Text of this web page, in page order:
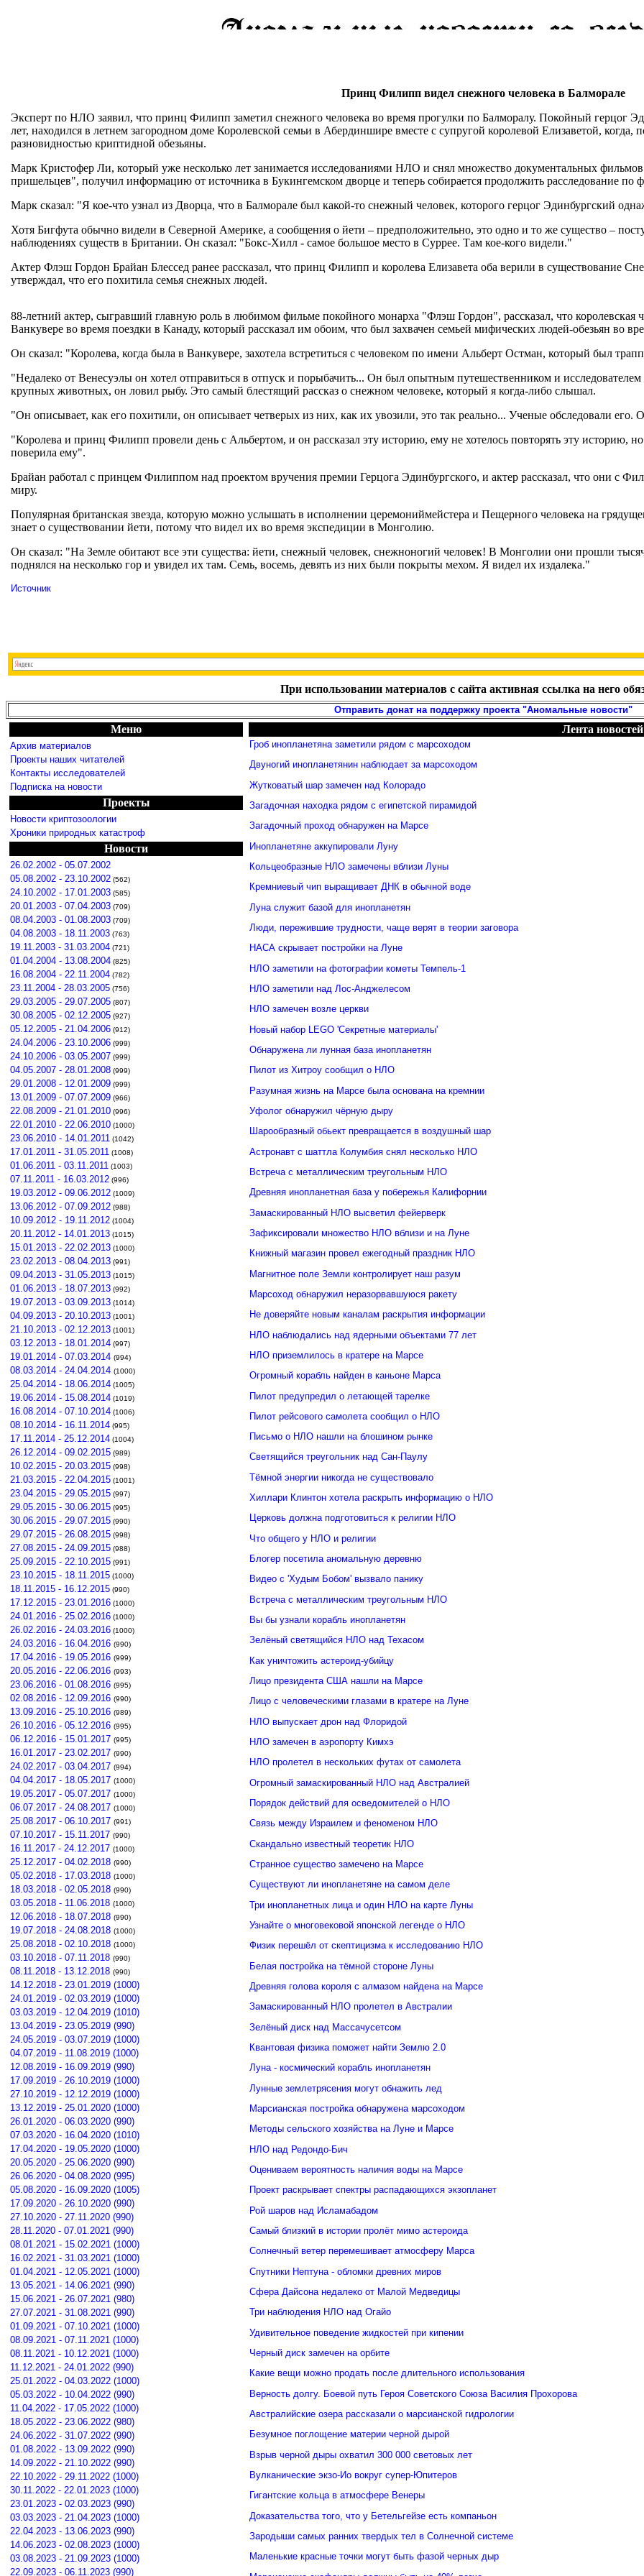
Принц Филипп видел снежного человека в Балморале
Эксперт по НЛО заявил, что принц Филипп заметил снежного человека во время прогулки по Балморалу. Покойный герцог
лет, находился в летнем загородном доме Королевской семьи в Абердиншире вместе с супругой королевой Елизаветой,
разновидностью криптидной обезьяны.
Марк Кристофер Ли, который уже несколько лет занимается исследованиями НЛО и снял множество документальных
пришельцев", получил информацию от источника в Букингемском дворце и теперь собирается продолжить расследование
Марк сказал: "Я кое-что узнал из Дворца, что в Балморале был какой-то снежный человек, которого герцог Эдинбургский
Хотя Бигфута обычно видели в Северной Америке, а сообщения о йети – предположительно, это одно и то же существо –
наблюдениях существ в Британии. Он сказал: "Бокс-Хилл - самое большое место в Суррее. Там кое-кого видели."
Актер Флэш Гордон Брайан Блессед ранее рассказал, что принц Филипп и королева Елизавета оба верили в существование
утверждал, что его похитила семья снежных людей.
88-летний актер, сыгравший главную роль в любимом фильме покойного монарха "Флэш Гордон", рассказал, что королевская
Ванкувере во время поездки в Канаду, который рассказал им обоим, что был захвачен семьей мифических людей-обезьян во
Он сказал: "Королева, когда была в Ванкувере, захотела встретиться с человеком по имени Альберт Остман, который был
"Недалеко от Венесуэлы он хотел отправиться в отпуск и порыбачить... Он был опытным путешественником и
крупных животных, он ловил рыбу. Это самый блестящий рассказ о снежном человеке, который я когда-либо слышал.
"Он описывает, как его похитили, он описывает четверых из них, как их увозили, это так реально... Ученые обследовали его.
"Королева и принц Филипп провели день с Альбертом, и он рассказал эту историю, ему не хотелось повторять эту историю,
поверила ему".
Брайан работал с принцем Филиппом над проектом вручения премии Герцога Эдинбургского, и актер рассказал, что они с
миру.
Популярная британская звезда, которую можно услышать в исполнении церемониймейстера и Пещерного человека на
знает о существовании йети, потому что видел их во время экспедиции в Монголию.
Он сказал: "На Земле обитают все эти существа: йети, снежный человек, снежноногий человек! В Монголии они прошли
поднялся на несколько гор и увидел их там. Семь, восемь, девять из них были покрыты мехом. Я видел их издалека."
Источник
При использовании материалов с сайта активная ссылка на него
Отправить донат на поддержку проекта "Аномальные новости"
Меню
Архив материалов
Проекты наших читателей
Контакты исследователей
Подписка на новости
Проекты
Новости криптозоологии
Хроники природных катастроф
Новости
26.02.2002 - 05.07.2002
05.08.2002 - 23.10.2002 (562)
24.10.2002 - 17.01.2003 (585)
20.01.2003 - 07.04.2003 (709)
08.04.2003 - 01.08.2003 (709)
04.08.2003 - 18.11.2003 (763)
19.11.2003 - 31.03.2004 (721)
01.04.2004 - 13.08.2004 (825)
16.08.2004 - 22.11.2004 (782)
23.11.2004 - 28.03.2005 (756)
29.03.2005 - 29.07.2005 (807)
30.08.2005 - 02.12.2005 (927)
05.12.2005 - 21.04.2006 (912)
24.04.2006 - 23.10.2006 (999)
24.10.2006 - 03.05.2007 (999)
04.05.2007 - 28.01.2008 (999)
29.01.2008 - 12.01.2009 (999)
13.01.2009 - 07.07.2009 (966)
22.08.2009 - 21.01.2010 (996)
22.01.2010 - 22.06.2010 (1000)
23.06.2010 - 14.01.2011 (1042)
17.01.2011 - 31.05.2011 (1008)
01.06.2011 - 03.11.2011 (1003)
07.11.2011 - 16.03.2012 (996)
19.03.2012 - 09.06.2012 (1009)
13.06.2012 - 07.09.2012 (988)
10.09.2012 - 19.11.2012 (1004)
20.11.2012 - 14.01.2013 (1015)
15.01.2013 - 22.02.2013 (1000)
23.02.2013 - 08.04.2013 (991)
09.04.2013 - 31.05.2013 (1015)
01.06.2013 - 18.07.2013 (992)
19.07.2013 - 03.09.2013 (1014)
04.09.2013 - 20.10.2013 (1001)
21.10.2013 - 02.12.2013 (1001)
03.12.2013 - 18.01.2014 (997)
19.01.2014 - 07.03.2014 (994)
08.03.2014 - 24.04.2014 (1000)
25.04.2014 - 18.06.2014 (1005)
19.06.2014 - 15.08.2014 (1019)
16.08.2014 - 07.10.2014 (1006)
08.10.2014 - 16.11.2014 (995)
17.11.2014 - 25.12.2014 (1004)
26.12.2014 - 09.02.2015 (989)
10.02.2015 - 20.03.2015 (998)
21.03.2015 - 22.04.2015 (1001)
23.04.2015 - 29.05.2015 (997)
29.05.2015 - 30.06.2015 (995)
30.06.2015 - 29.07.2015 (990)
29.07.2015 - 26.08.2015 (998)
27.08.2015 - 24.09.2015 (988)
25.09.2015 - 22.10.2015 (991)
23.10.2015 - 18.11.2015 (1000)
18.11.2015 - 16.12.2015 (990)
17.12.2015 - 23.01.2016 (1000)
24.01.2016 - 25.02.2016 (1000)
26.02.2016 - 24.03.2016 (1000)
24.03.2016 - 16.04.2016 (990)
17.04.2016 - 19.05.2016 (999)
20.05.2016 - 22.06.2016 (993)
23.06.2016 - 01.08.2016 (995)
02.08.2016 - 12.09.2016 (990)
13.09.2016 - 25.10.2016 (989)
26.10.2016 - 05.12.2016 (995)
06.12.2016 - 15.01.2017 (995)
16.01.2017 - 23.02.2017 (990)
24.02.2017 - 03.04.2017 (994)
04.04.2017 - 18.05.2017 (1000)
19.05.2017 - 05.07.2017 (1000)
06.07.2017 - 24.08.2017 (1000)
25.08.2017 - 06.10.2017 (991)
07.10.2017 - 15.11.2017 (990)
16.11.2017 - 24.12.2017 (1000)
25.12.2017 - 04.02.2018 (990)
05.02.2018 - 17.03.2018 (1000)
18.03.2018 - 02.05.2018 (990)
03.05.2018 - 11.06.2018 (1000)
12.06.2018 - 18.07.2018 (990)
19.07.2018 - 24.08.2018 (1000)
25.08.2018 - 02.10.2018 (1000)
03.10.2018 - 07.11.2018 (990)
08.11.2018 - 13.12.2018 (990)
14.12.2018 - 23.01.2019 (1000)
24.01.2019 - 02.03.2019 (1000)
03.03.2019 - 12.04.2019 (1010)
13.04.2019 - 23.05.2019 (990)
24.05.2019 - 03.07.2019 (1000)
04.07.2019 - 11.08.2019 (1000)
12.08.2019 - 16.09.2019 (990)
17.09.2019 - 26.10.2019 (1000)
27.10.2019 - 12.12.2019 (1000)
13.12.2019 - 25.01.2020 (1000)
26.01.2020 - 06.03.2020 (990)
07.03.2020 - 16.04.2020 (1010)
17.04.2020 - 19.05.2020 (1000)
20.05.2020 - 25.06.2020 (990)
26.06.2020 - 04.08.2020 (995)
05.08.2020 - 16.09.2020 (1005)
17.09.2020 - 26.10.2020 (990)
27.10.2020 - 27.11.2020 (990)
28.11.2020 - 07.01.2021 (990)
08.01.2021 - 15.02.2021 (1000)
16.02.2021 - 31.03.2021 (1000)
01.04.2021 - 12.05.2021 (1000)
13.05.2021 - 14.06.2021 (990)
15.06.2021 - 26.07.2021 (980)
27.07.2021 - 31.08.2021 (990)
01.09.2021 - 07.10.2021 (1000)
08.09.2021 - 07.11.2021 (1000)
08.11.2021 - 10.12.2021 (1000)
11.12.2021 - 24.01.2022 (990)
25.01.2022 - 04.03.2022 (1000)
05.03.2022 - 10.04.2022 (990)
11.04.2022 - 17.05.2022 (1000)
18.05.2022 - 23.06.2022 (980)
24.06.2022 - 31.07.2022 (990)
01.08.2022 - 13.09.2022 (990)
14.09.2022 - 21.10.2022 (990)
22.10.2022 - 29.11.2022 (1000)
30.11.2022 - 22.01.2023 (1000)
23.01.2023 - 02.03.2023 (990)
03.03.2023 - 21.04.2023 (1000)
22.04.2023 - 13.06.2023 (990)
14.06.2023 - 02.08.2023 (1000)
03.08.2023 - 21.09.2023 (1000)
22.09.2023 - 06.11.2023 (990)
Лента новостей
Гроб инопланетяна заметили рядом с марсоходом
Двуногий инопланетянин наблюдает за марсоходом
Жутковатый шар замечен над Колорадо
Загадочная находка рядом с египетской пирамидой
Загадочный проход обнаружен на Марсе
Инопланетяне аккупировали Луну
Кольцеобразные НЛО замечены вблизи Луны
Кремниевый чип выращивает ДНК в обычной воде
Луна служит базой для инопланетян
Люди, пережившие трудности, чаще верят в теории заговора
НАСА скрывает постройки на Луне
НЛО заметили на фотографии кометы Темпель-1
НЛО заметили над Лос-Анджелесом
НЛО замечен возле церкви
Новый набор LEGO 'Секретные материалы'
Обнаружена ли лунная база инопланетян
Пилот из Хитроу сообщил о НЛО
Разумная жизнь на Марсе была основана на кремнии
Уфолог обнаружил чёрную дыру
Шарообразный обьект превращается в воздушный шар
Астронавт с шаттла Колумбия снял несколько НЛО
Встреча с металлическим треугольным НЛО
Древняя инопланетная база у побережья Калифорнии
Замаскированный НЛО высветил фейерверк
Зафиксировали множество НЛО вблизи и на Луне
Книжный магазин провел ежегодный праздник НЛО
Магнитное поле Земли контролирует наш разум
Марсоход обнаружил неразорвавшуюся ракету
Не доверяйте новым каналам раскрытия информации
НЛО наблюдались над ядерными объектами 77 лет
НЛО приземлилось в кратере на Марсе
Огромный корабль найден в каньоне Марса
Пилот предупредил о летающей тарелке
Пилот рейсового самолета сообщил о НЛО
Письмо о НЛО нашли на блошином рынке
Светящийся треугольник над Сан-Паулу
Тёмной энергии никогда не существовало
Хиллари Клинтон хотела раскрыть информацию о НЛО
Церковь должна подготовиться к религии НЛО
Что общего у НЛО и религии
Блогер посетила аномальную деревню
Видео с 'Худым Бобом' вызвало панику
Встреча с металлическим треугольным НЛО
Вы бы узнали корабль инопланетян
Зелёный светящийся НЛО над Техасом
Как уничтожить астероид-убийцу
Лицо президента США нашли на Марсе
Лицо с человеческими глазами в кратере на Луне
НЛО выпускает дрон над Флоридой
НЛО замечен в аэропорту Кимхэ
НЛО пролетел в нескольких футах от самолета
Огромный замаскированный НЛО над Австралией
Порядок действий для осведомителей о НЛО
Связь между Израилем и феноменом НЛО
Скандально известный теоретик НЛО
Странное существо замечено на Марсе
Существуют ли инопланетяне на самом деле
Три инопланетных лица и один НЛО на карте Луны
Узнайте о многовековой японской легенде о НЛО
Физик перешёл от скептицизма к исследованию НЛО
Белая постройка на тёмной стороне Луны
Древняя голова короля с алмазом найдена на Марсе
Замаскированный НЛО пролетел в Австралии
Зелёный диск над Массачусетсом
Квантовая физика поможет найти Землю 2.0
Луна - космический корабль инопланетян
Лунные землетрясения могут обнажить лед
Марсианская постройка обнаружена марсоходом
Методы сельского хозяйства на Луне и Марсе
НЛО над Редондо-Бич
Оцениваем вероятность наличия воды на Марсе
Проект раскрывает спектры распадающихся экзопланет
Рой шаров над Исламабадом
Самый близкий в истории пролёт мимо астероида
Солнечный ветер перемешивает атмосферу Марса
Спутники Нептуна - обломки древних миров
Сфера Дайсона недалеко от Малой Медведицы
Три наблюдения НЛО над Огайо
Удивительное поведение жидкостей при кипении
Черный диск замечен на орбите
Какие вещи можно продать после длительного использования
Верность долгу. Боевой путь Героя Советского Союза Василия Прохорова
Австралийские озера рассказали о марсианской гидрологии
Безумное поглощение материи черной дырой
Взрыв черной дыры охватил 300 000 световых лет
Вулканические экзо-Ио вокруг супер-Юпитеров
Гигантские кольца в атмосфере Венеры
Доказательства того, что у Бетельгейзе есть компаньон
Зародыши самых ранних твердых тел в Солнечной системе
Маленькие красные точки могут быть фазой черных дыр